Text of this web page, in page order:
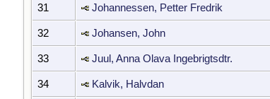
31 Johannessen, Petter Fredrik
32 Johansen, John
33 Juul, Anna Olava Ingebrigtsdtr.
34 Kalvik, Halvdan